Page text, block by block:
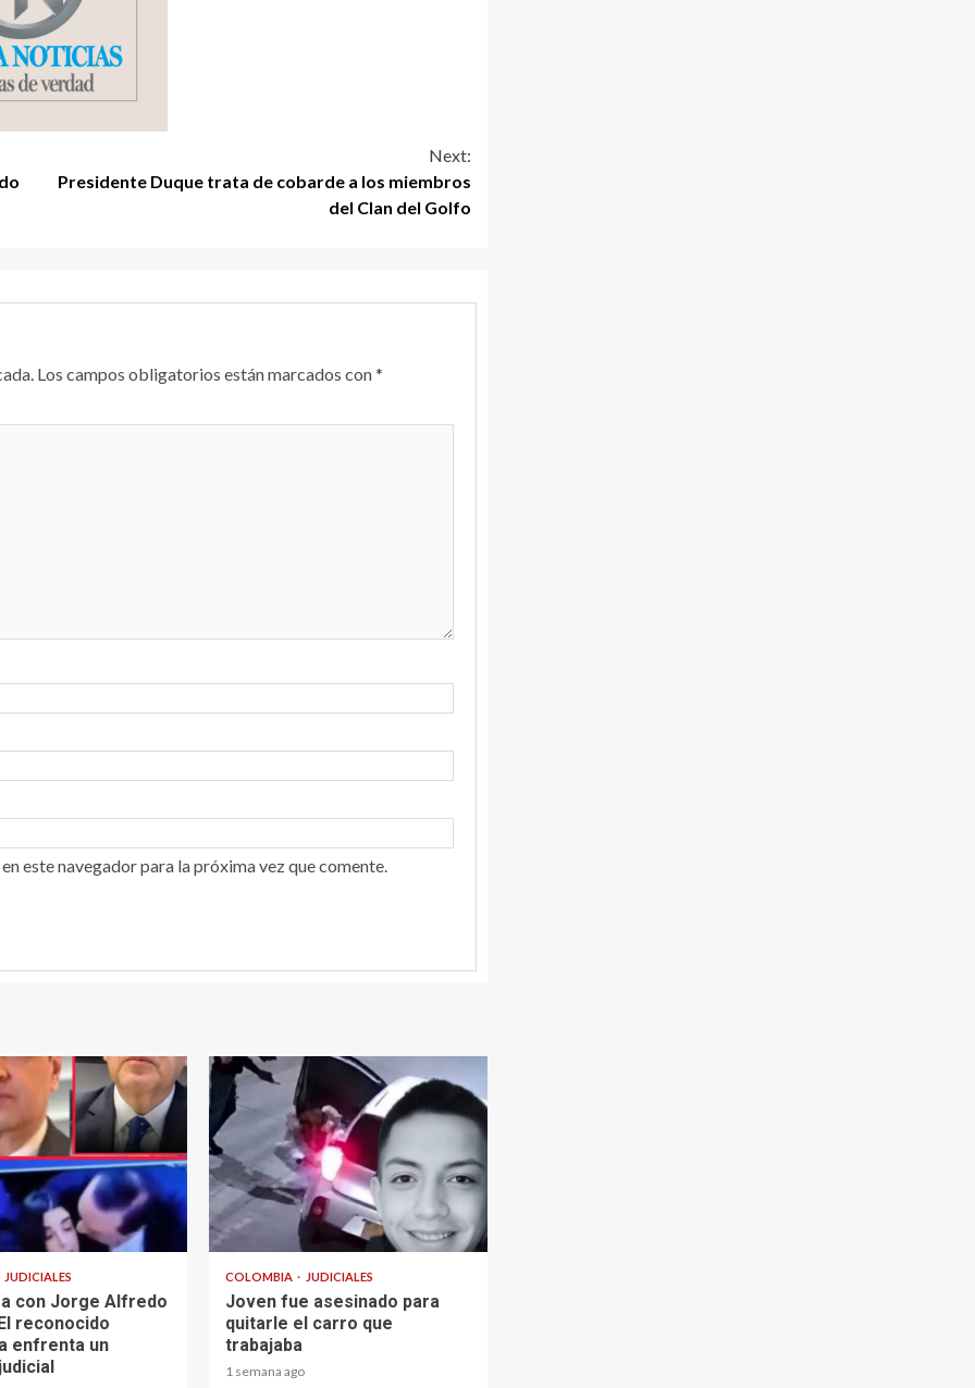
Next:
Presidente Duque trata de cobarde a los miembros
del Clan del Golfo
Los campos obligatorios están marcados con*
este navegador para la próxima vez que comente.
JUDICIALES
con Jorge Alfredo
reconocido
enfrenta un
2 min read
COLOMBIA JUDICIALES
Joven fue asesinado para
quitarle el carro que
trabajaba
1 semana ago